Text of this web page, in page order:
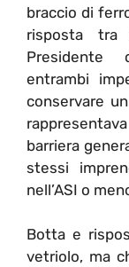
braccio di
risposta
Presidente
entrambi
conservare
barriera
stessi
nell’ASI o
Botta e
vetriolo, ma